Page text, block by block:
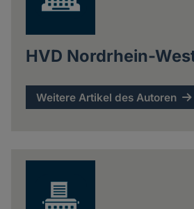
HVD Nordrhein-
Weitere Artikel des Autoren